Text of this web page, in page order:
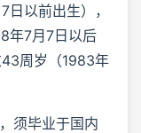
以前出生），
年7月7日以后
周岁（1983年
须毕业于国内